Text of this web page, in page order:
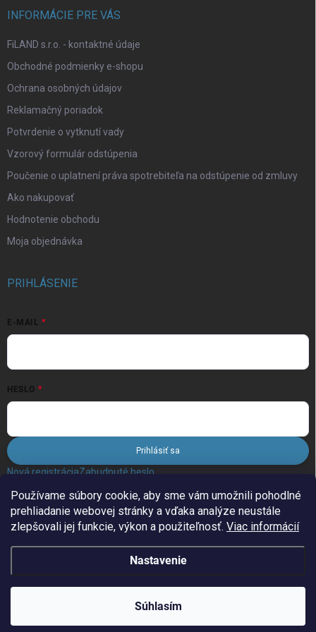
Používame súbory cookie, aby sme vám umožnili pohodlné
prehliadanie webovej stránky a vďaka analýze neustále
zlepšovali jej funkcie, výkon a použiteľnosť. Viac informácií
Nastavenie
Súhlasím
INFORMÁCIE PRE VÁS
FiLAND s.r.o. - kontaktné údaje
Obchodné podmienky e-shopu
Ochrana osobných údajov
Reklamačný poriadok
Potvrdenie o vytknutí vady
Vzorový formulár odstúpenia
Poučenie o uplatnení práva spotrebiteľa na odstúpenie od zmluvy
Ako nakupovať
Hodnotenie obchodu
Moja objednávka
PRIHLÁSENIE
E-MAIL
HESLO
Prihlásiť sa
Nová registráciaZabudnuté heslo
FACEBOOK
FiLAND.sk . Všetky práva vyhradené.